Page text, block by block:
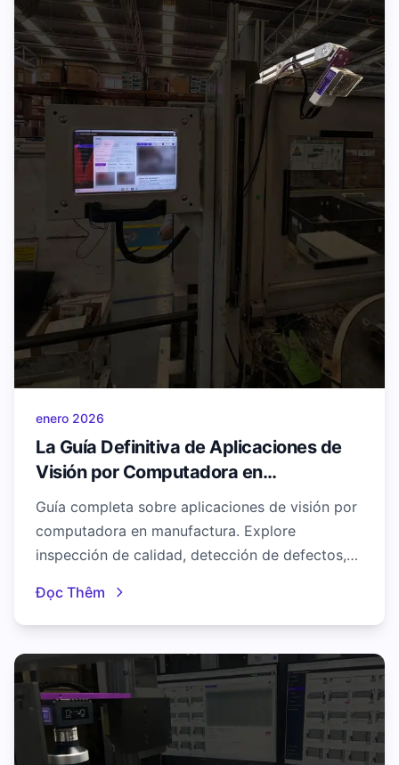
enero 2026
La Guía Definitiva de Aplicaciones de
Visión por Computadora en
Manufactura (2026)
Guía completa sobre aplicaciones de visión por
computadora en manufactura. Explore
inspección de calidad, detección de defectos,
real.
Đọc Thêm